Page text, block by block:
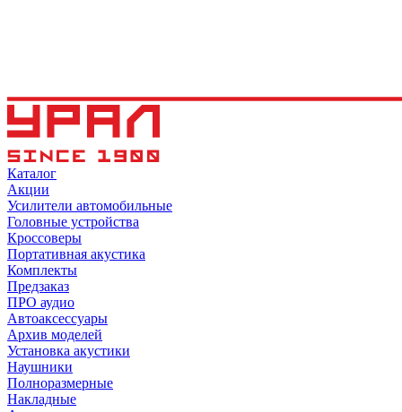
Каталог
Акции
Усилители автомобильные
Головные устройства
Кроссоверы
Портативная акустика
Комплекты
Предзаказ
ПРО аудио
Автоаксессуары
Архив моделей
Установка акустики
Наушники
Полноразмерные
Накладные